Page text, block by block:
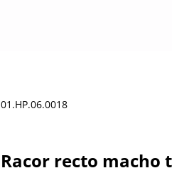
01.HP.06.0018
Racor recto macho